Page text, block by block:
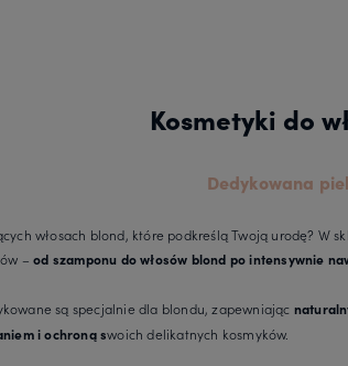
Kosmetyki do
Dedykowana
włosach blond, które podkreślą Twoją urodę?
–od szamponu do włosów blond po intensywnie
są specjalnie dla blondu, zapewniając
i ochroną swoich delikatnych kosmyków.